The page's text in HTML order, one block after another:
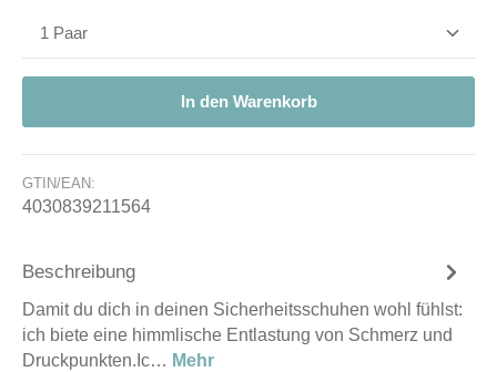
Produkt Anzahl: Gib den gewünschten Wert ein
In den Warenkorb
GTIN/EAN:
4030839211564
Beschreibung
Damit du dich in deinen Sicherheitsschuhen wohl fühlst:
ich biete eine himmlische Entlastung von Schmerz und
Druckpunkten.Ic… Mehr